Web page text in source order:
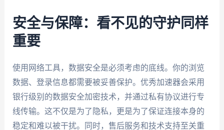
安全与保障：看不见的守护同样
重要
使用网络工具，数据安全是必须考虑的底线。你的浏览
数据、登录信息都需要被妥善保护。优秀加速器会采用
银行级别的数据安全加密技术，并通过私有协议进行专
线传输。这不仅是为了隐私，更是为了保证连接本身的
稳定和难以被干扰。同时，售后服务和技术支持至关重